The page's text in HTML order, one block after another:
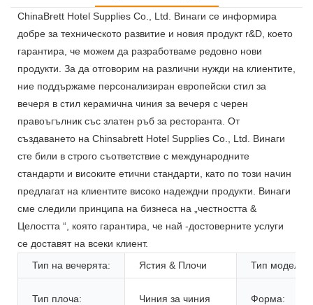
ChinaBrett Hotel Supplies Co., Ltd. Винаги се информира
добре за техническото развитие и новия продукт r&D, което
гарантира, че можем да разработваме редовно нови
продукти. За да отговорим на различни нужди на клиентите,
ние поддържаме персонализиран европейски стил за
вечеря в стил керамична чиния за вечеря с черен
правоъгълник със златен ръб за ресторанта. От
създаването на Chinsabrett Hotel Supplies Co., Ltd. Винаги
сте били в строго съответствие с международните
стандарти и високите етични стандарти, като по този начин
предлагат на клиентите високо надеждни продукти. Винаги
сме следили принципа на бизнеса на „честността &
Целостта “, която гарантира, че най -достоверните услуги
се доставят на всеки клиент.
Тип на вечерята:
Ястия & Плочи Тип модел:
Тип плоча: Чиния за чиния Форма: